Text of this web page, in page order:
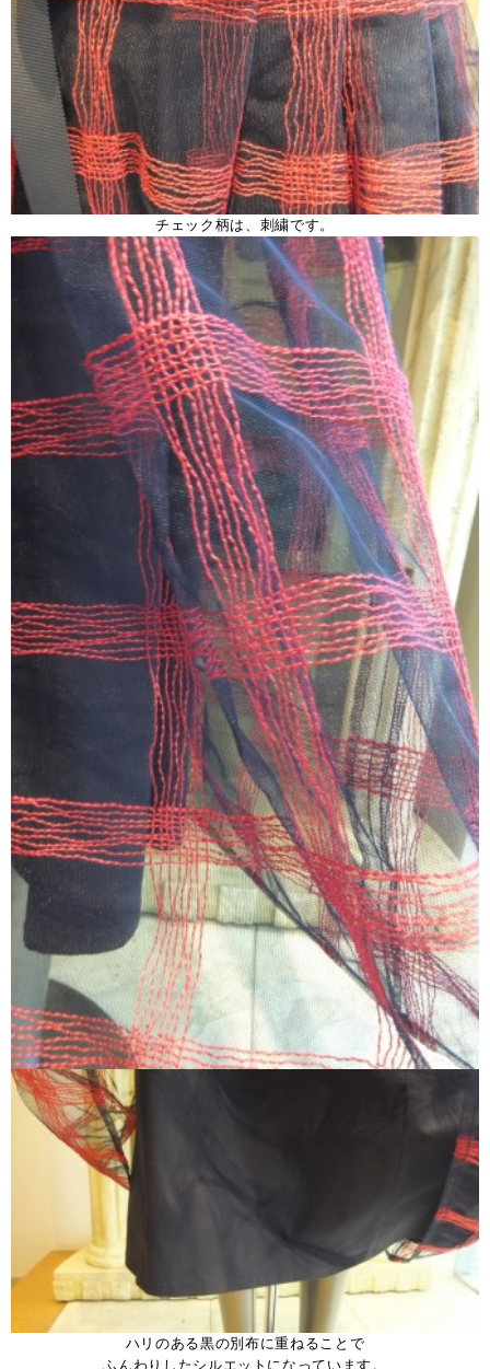
チェック柄は、刺繍です。
ハリのある黒の別布に重ねることで
ふんわりしたシルエットになっています。